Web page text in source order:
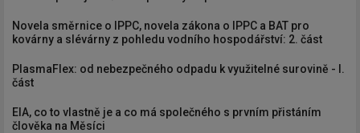
Novela směrnice o IPPC, novela zákona o IPPC a BAT pro
kovárny a slévárny z pohledu vodního hospodářství: 2. část
PlasmaFlex: od nebezpečného odpadu k využitelné surovině - I.
část
EIA, co to vlastně je a co má společného s prvním přistáním
člověka na Měsíci